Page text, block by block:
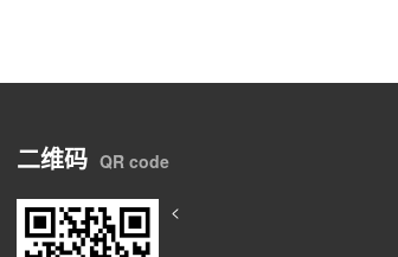
二维码 QR code
<